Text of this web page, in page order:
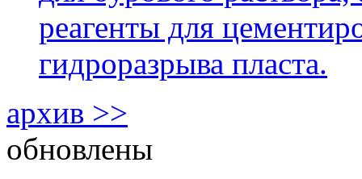
реагенты для
гидроразрыва пласта.
архив >>
обновлены